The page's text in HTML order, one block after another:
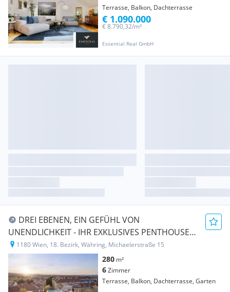
Terrasse, Balkon, Dachterrasse
Essential Real GmbH
€ 8.790,32/m²
€ 1.090.000
DREI EBENEN, EIN GEFÜHL VON
UNENDLICHKEIT - IHR EXKLUSIVES PENTHOUSE
ÜBER DEN DÄCHERN WIENS.
1180 Wien, 18. Bezirk, Währing, Michaelerstraße 15
280 m²
6Zimmer
Terrasse, Balkon, Dachterrasse, Garten